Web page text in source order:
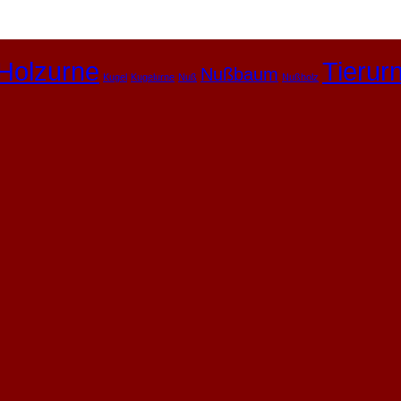
Kugel Kugelurne Nuß Nußbaum Nußholz